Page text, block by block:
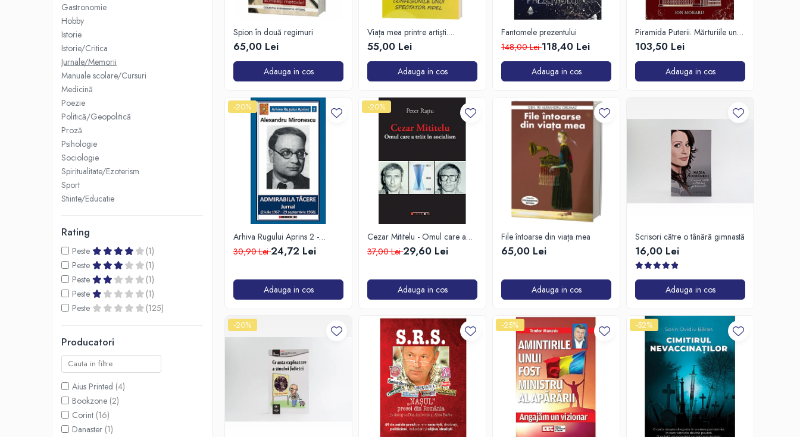
Istorie/Critica
Jurnale/Memorii
Manuale scolare/Cursuri
Politică/Geopolitică
Spiritualitate/Ezoterism
Stiinte/Educatie
Evenimentul Istoric
Evenimentul istoric - editii
Gastronomie
Hobby
Istorie
Istorie/Critica
Jurnale/Memorii
Manuale scolare/Cursuri
Medicină
Poezie
Politică/Geopolitică
Proză
Psihologie
Sociologie
Spiritualitate/Ezoterism
Sport
Stiinte/Educatie
Rating
Peste
(1)
Peste
(1)
Peste
(1)
Peste
(1)
Peste
(125)
Producatori
Aius Printed (4)
Bookzone (2)
Corint (16)
Danaster (1)
Spion în două regimuri
65,00 Lei
Adauga in cos
Viața mea printre artiști.
Confesiunile unui spectator fidel
55,00 Lei
Adauga in cos
Fantomele prezentului
148,00 Lei118,40 Lei
Adauga in cos
Piramida Puterii. Mărturiile unui
om care a petrecut 16 ani în
culisele Palatului Victoria și ale
Parlamentului
103,50 Lei
Adauga in cos
-20%
Arhiva Rugului Aprins 2 -
Admirabila Tăcere. Jurnal (2
Iulie1967 - 29 Septembrie
30,90 Lei24,72 Lei
Adauga in cos
-20%
Cezar Mititelu - Omul care a
trăit în socialism
37,00 Lei29,60 Lei
Adauga in cos
File întoarse din viața mea
65,00 Lei
Adauga in cos
Scrisori către o tânără gimnastă
16,00 Lei
Adauga in cos
-20% -25% -52%